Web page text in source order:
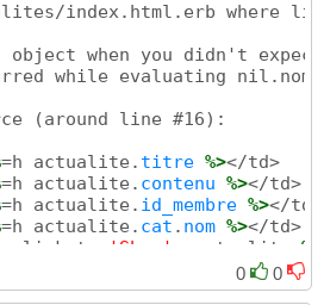
index.html.erb where
object when you didn't
while evaluating nil.nom
(around line #16):
=h actualite. titre %></td>
=h actualite. contenu %></td>
=h actualite. id_membre %></td>
=h actualite. cat . nom %></td>
= link_to 'Show' , actualite %>
,
= link_to 'Destroy',
0 0